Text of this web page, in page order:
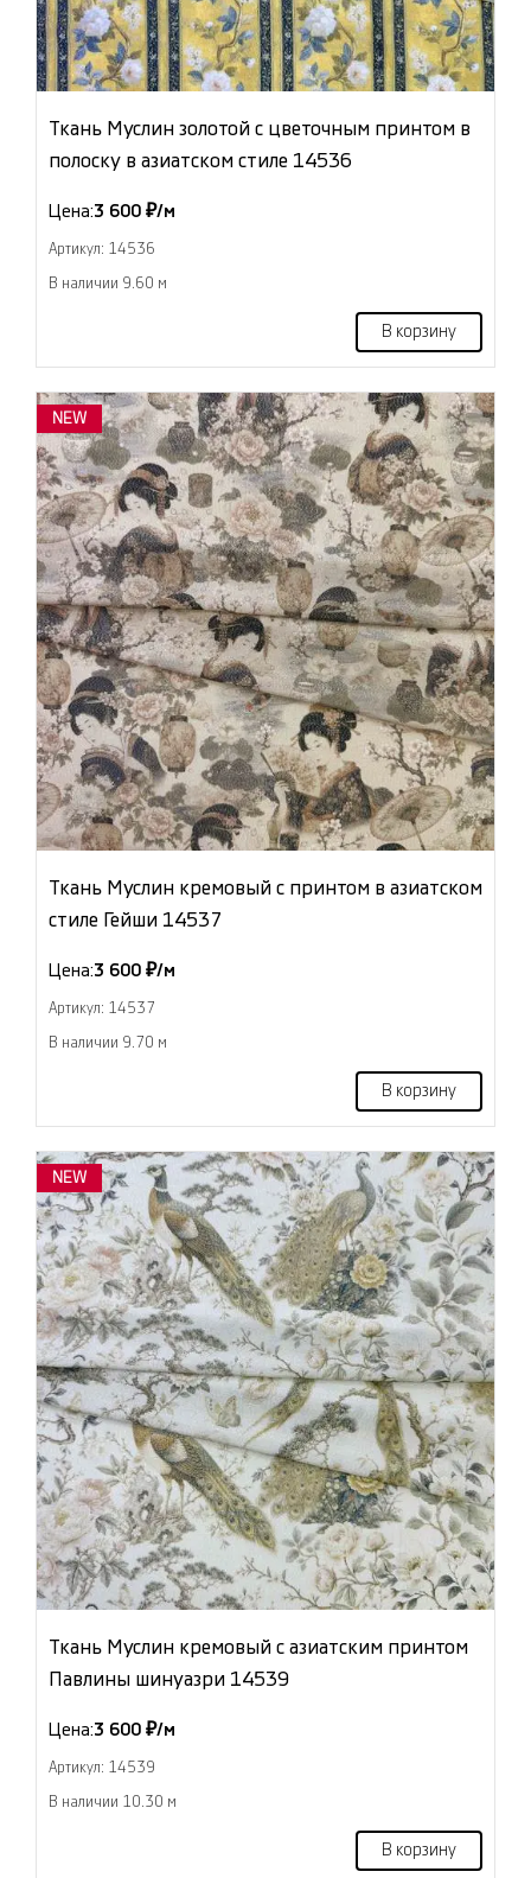
Ткань Муслин золотой с цветочным принтом в
полоску в азиатском стиле 14536
Цена:3 600 ₽/м
Артикул: 14536
В наличии 9.60 м
В корзину
NEW
Ткань Муслин кремовый с принтом в азиатском
стиле Гейши 14537
Цена:3 600 ₽/м
Артикул: 14537
В наличии 9.70 м
В корзину
NEW
Ткань Муслин кремовый с азиатским принтом
Павлины шинуазри 14539
Цена:3 600 ₽/м
Артикул: 14539
В наличии 10.30 м
В корзину